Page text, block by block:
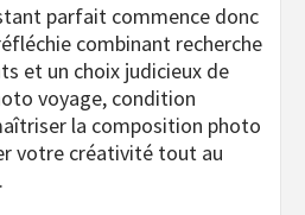
parfait commence donc
combinant recherche
et un choix judicieux de
voyage, condition
la composition photo
votre créativité tout au